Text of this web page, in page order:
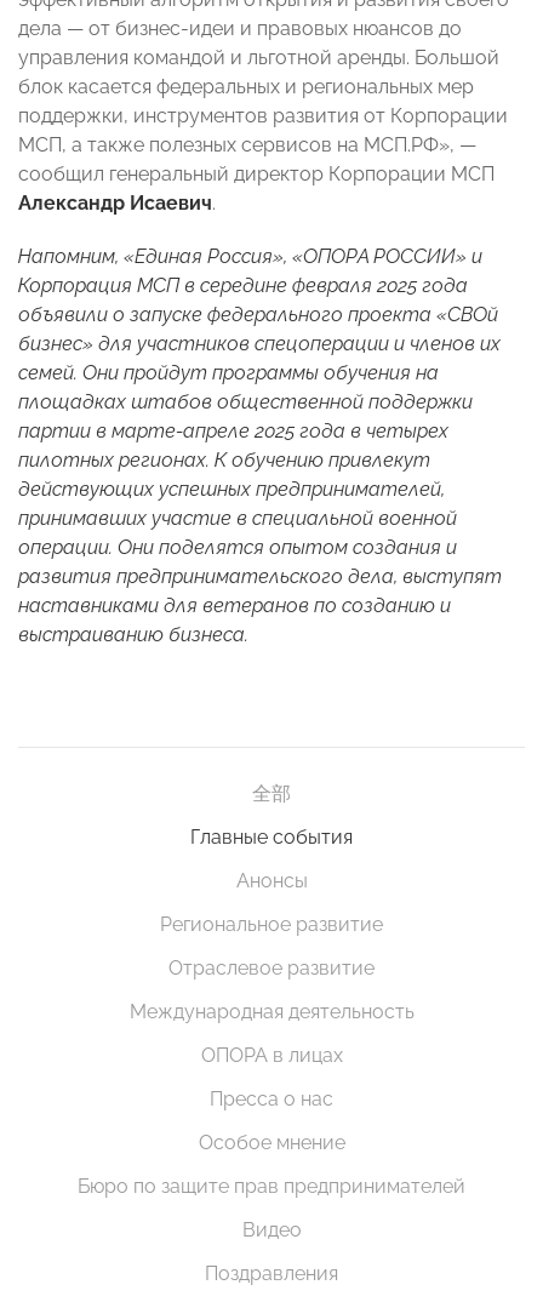
дела — от бизнес-идеи и правовых нюансов до
управления командой и льготной аренды. Большой
блок касается федеральных и региональных мер
поддержки, инструментов развития от Корпорации
МСП, а также полезных сервисов на МСП.РФ», —
сообщил генеральный директор Корпорации МСП
Александр Исаевич.
Напомним, «Единая Россия», «ОПОРА РОССИИ» и
Корпорация МСП в середине февраля 2025 года
объявили о запуске федерального проекта «СВОй
бизнес» для участников спецоперации и членов их
семей. Они пройдут программы обучения на
площадках штабов общественной поддержки
партии в марте-апреле 2025 года в четырех
пилотных регионах. К обучению привлекут
действующих успешных предпринимателей,
принимавших участие в специальной военной
операции. Они поделятся опытом создания и
развития предпринимательского дела, выступят
наставниками для ветеранов по созданию и
выстраиванию бизнеса.
全部
Главные события
Анонсы
Региональное развитие
Отраслевое развитие
Международная деятельность
ОПОРА в лицах
Пресса о нас
Особое мнение
Бюро по защите прав предпринимателей
Видео
Поздравления